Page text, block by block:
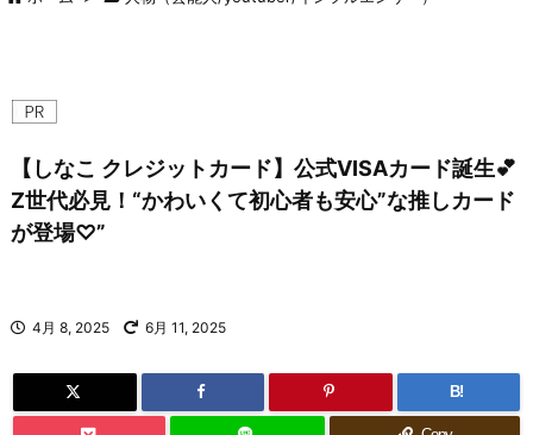
【しなこ クレジットカード】公式VISAカード誕生💕
Z世代必見！“かわいくて初心者も安心”な推しカード
が登場♡”
4月 8, 2025 6月 11, 2025
B!